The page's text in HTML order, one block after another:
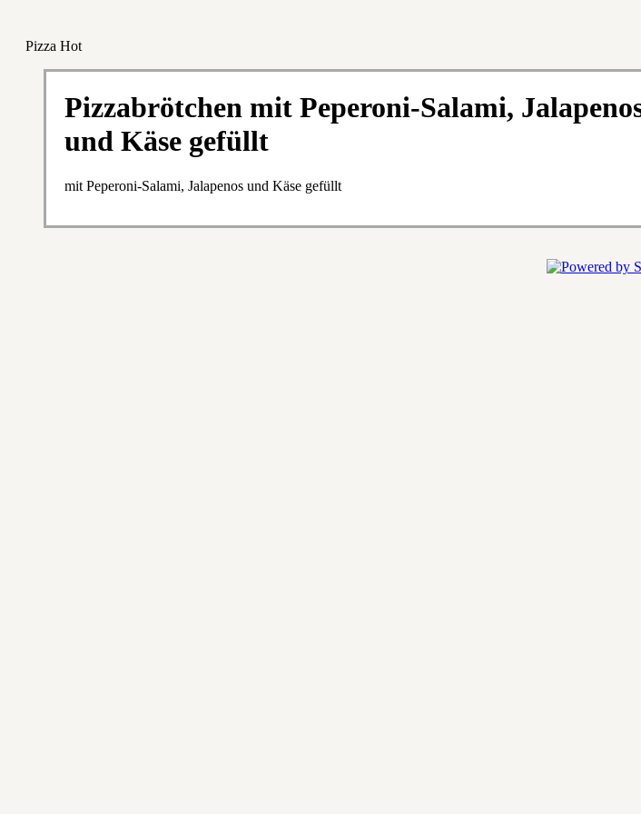
Pizza Hot
Pizzabrötchen mit Peperoni-Salami,
und Käse gefüllt
mit Peperoni-Salami, Jalapenos und Käse gefüllt